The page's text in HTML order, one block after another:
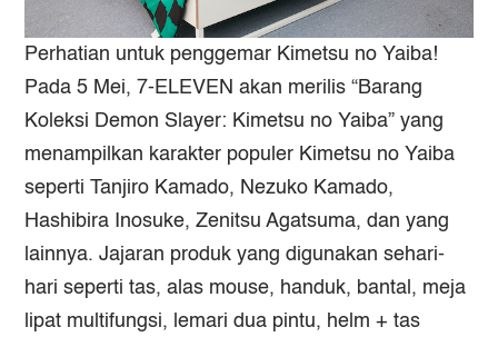
Perhatian untuk penggemar Kimetsu no Yaiba!
Pada 5 Mei, 7-ELEVEN akan merilis “Barang
Koleksi Demon Slayer: Kimetsu no Yaiba” yang
menampilkan karakter populer Kimetsu no Yaiba
seperti Tanjiro Kamado, Nezuko Kamado,
Hashibira Inosuke, Zenitsu Agatsuma, dan yang
lainnya. Jajaran produk yang digunakan sehari-
hari seperti tas, alas mouse, handuk, bantal, meja
lipat multifungsi, lemari dua pintu, helm + tas